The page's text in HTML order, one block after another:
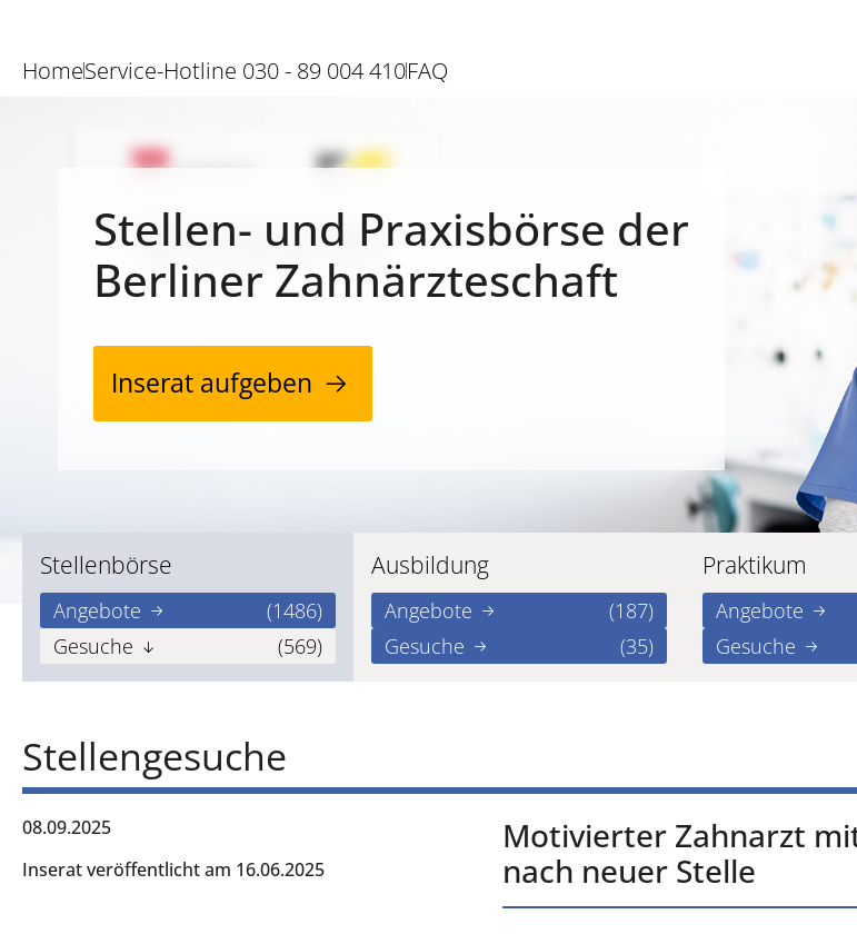
HomeService-Hotline 030 - 89 004 410FAQ
Stellen- und Praxisbörse der
Berliner Zahnärzteschaft
Inserat aufgeben
Stellenbörse
Angebote
(1486)
Gesuche
(569)
Ausbildung
Angebote
(187)
Gesuche
(35)
Praktikum
Angebote
Gesuche
Stellengesuche
08.09.2025
Inserat veröffentlicht am 16.06.2025
Motivierter Zahnarzt
nach neuer Stelle